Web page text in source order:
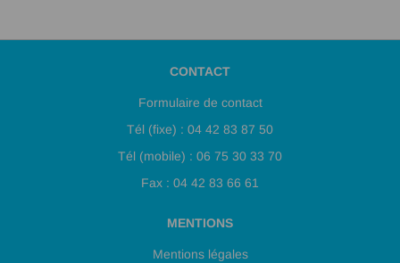
CONTACT
Formulaire de contact
Tél (fixe) : 04 42 83 87 50
Tél (mobile) : 06 75 30 33 70
Fax : 04 42 83 66 61
MENTIONS
Mentions légales